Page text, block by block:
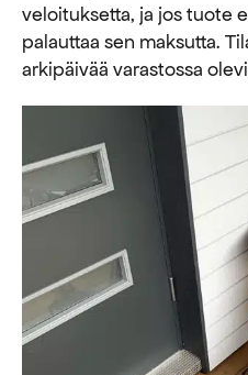
veloituksetta, ja jos tuote
palauttaa sen maksutta.
arkipäivää varastossa